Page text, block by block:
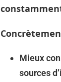
Mieux
sources